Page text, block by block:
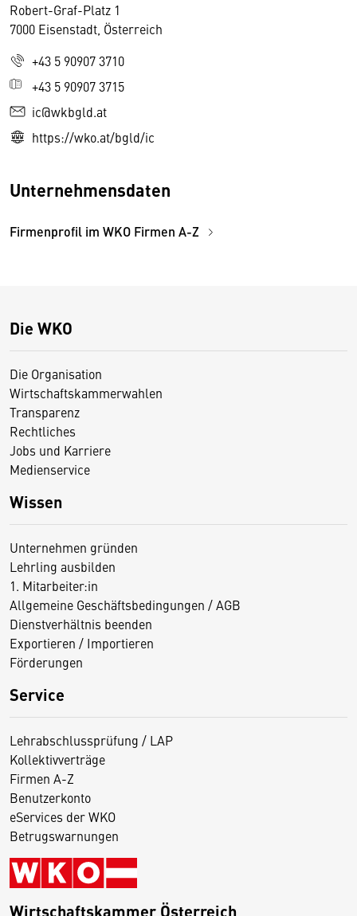
Robert-Graf-Platz 1
7000 Eisenstadt, Österreich
+43 5 90907 3710
+43 5 90907 3715
ic@wkbgld.at
https://wko.at/bgld/ic
Unternehmensdaten
Firmenprofil im WKO Firmen A-Z
Die WKO
Die Organisation
Wirtschaftskammerwahlen
Transparenz
Rechtliches
Jobs und Karriere
Medienservice
Wissen
Unternehmen gründen
Lehrling ausbilden
1. Mitarbeiter:in
Allgemeine Geschäftsbedingungen / AGB
Dienstverhältnis beenden
Exportieren / Importieren
Förderungen
Service
Lehrabschlussprüfung / LAP
Kollektivverträge
Firmen A-Z
Benutzerkonto
eServices der WKO
Betrugswarnungen
Wirtschaftskammer Österreich